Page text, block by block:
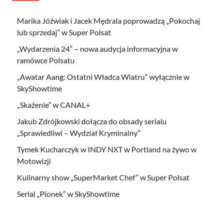
Marika Jóźwiak i Jacek Mędrala poprowadzą „Pokochaj
lub sprzedaj” w Super Polsat
„Wydarzenia 24” – nowa audycja informacyjna w
ramówce Polsatu
„Awatar Aang: Ostatni Władca Wiatru” wyłącznie w
SkyShowtime
„Skażenie” w CANAL+
Jakub Zdrójkowski dołącza do obsady serialu
„Sprawiedliwi – Wydział Kryminalny”
Tymek Kucharczyk w INDY NXT w Portland na żywo w
Motowizji
Kulinarny show „SuperMarket Chef” w Super Polsat
Serial „Pionek” w SkyShowtime